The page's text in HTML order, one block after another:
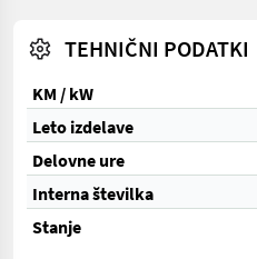
TEHNIČNI PODATKI
KM / kW
Leto izdelave
Delovne ure
Interna številka
Stanje